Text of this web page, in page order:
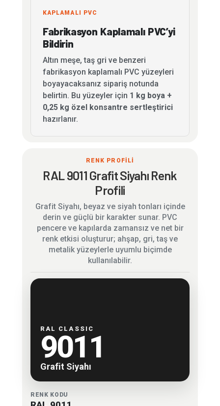
KAPLAMALI PVC
Fabrikasyon Kaplamalı PVC’yi
Bildirin
Altın meşe, taş gri ve benzeri
fabrikasyon kaplamalı PVC yüzeyleri
boyayacaksanız sipariş notunda
belirtin. Bu yüzeyler için 1 kg boya +
0,25 kg özel konsantre sertleştirici
hazırlanır.
RENK PROFİLİ
RAL 9011 Grafit Siyahı Renk
Profili
Grafit Siyahı, beyaz ve siyah tonları içinde
derin ve güçlü bir karakter sunar. PVC
pencere ve kapılarda zamansız ve net bir
renk etkisi oluşturur; ahşap, gri, taş ve
metalik yüzeylerle uyumlu biçimde
kullanılabilir.
RAL CLASSIC
9011
Grafit Siyahı
RENK KODU